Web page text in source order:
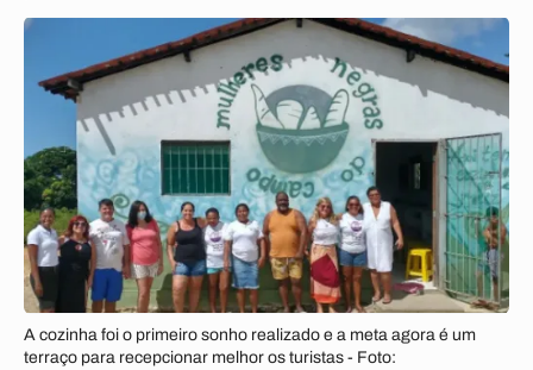
A cozinha foi o primeiro sonho realizado e a meta agora é um
terraço para recepcionar melhor os turistas - Foto: